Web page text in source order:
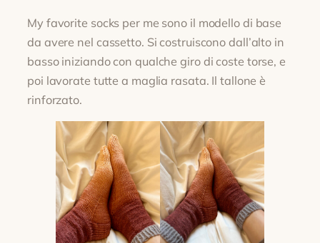
My favorite socks per me sono il modello di base
da avere nel cassetto. Si costruiscono dall’alto in
basso iniziando con qualche giro di coste torse, e
poi lavorate tutte a maglia rasata. Il tallone è
rinforzato.